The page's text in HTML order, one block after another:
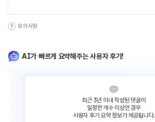
유의사항
AI가 빠르게 요약해주는 사용자 후기!
최근 3년 이내 작성된 댓글이
일정한 개수 이상인 경우
사용자 후기 요약 정보가 제공됩니다.